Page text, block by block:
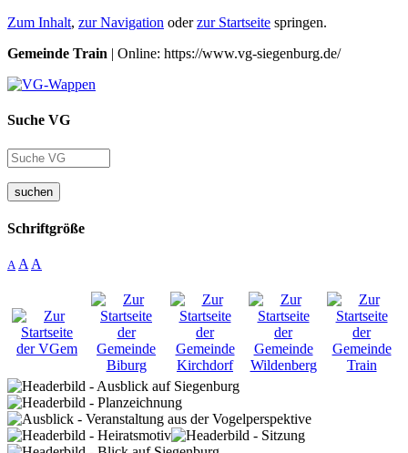
Zum Inhalt, zur Navigation oderzur Startseite springen.
Gemeinde Train | Online: https://www.vg-siegenburg.de/
Suche VG
suchen
Schriftgröße
A A A